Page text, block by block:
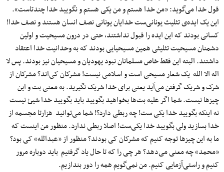
قول خدا می‌گوید: «من خدا هستم و من یکی هستم و نگویید خدا چندتاست».
این یک ایده‌ی تثلیث یونانی‌ست خدایان یونانی نصف انسان هستند و نصف خدا!
کسانی بودند که این ایده را قبول نداشتند، حتی در درون مسیحیت و اولین
دشمنان مسیحیت تثلیثی همین مسیحیایی بودند که به وحدانیت خدا اعتقاد
داشتند. البته این فقط خاص مسلمانان نبود یهودیان و مسیحیان نیز بودند. پس لا
اله الا الله یک شعار مسیحی است و اسلامی نیست! مشرکان کی‌اند؟ مشرکان از
شرک و شریک گرفتن می‌آید یعنی برای خدا شریک نگیرید. به معنی بت و این
چیزها نیست. شما اگر علیه بت‌ها بخواهید بگویید باید بگویید خدا شیئ نیست
نه اینکه بگویید خدا یکی ست! چه ربطی دارد؟! شما می‌توانید هزارتا مجسمه از
خدا بسازید ولی بگویید خدا یکی‌ست! اصلا ربطی ندارد. منظور من اینست که
ما به این چیزها توجه کنیم که مشرکان کی بودند؟ منظور از «عبدالله» کی بود؟
«محمد» چه معنی می‌دهد؟ هر چی را که تا حال یاد گرفتیم باید دوباره مرور
کنیم و راستی‌آزمایی کنیم. من نمی‌گویم همه را دور بندازیم.